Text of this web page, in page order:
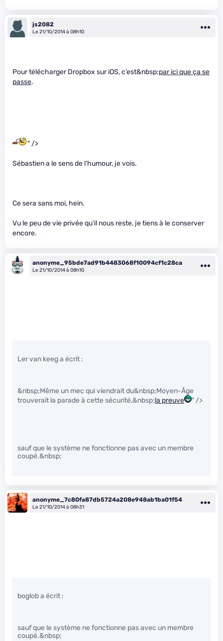
js2082
Le 21/10/2014 à 08h10
Pour télécharger Dropbox sur iOS, c’est&nbsp;par ici que ça se
passe.
" />
Sébastien a le sens de l’humour, je vois.
Ce sera sans moi, hein.
Vu le peu de vie privée qu’il nous reste, je tiens à le conserver
encore.
anonyme_95bde7ad91b4483068f10094cf1c28ca
Le 21/10/2014 à 08h10
Ler van keeg a écrit :
&nbsp;Même un mec qui viendrait du&nbsp;Moyen-Âge
trouverait la parade à cette sécurité,&nbsp;la preuve " />
sauf que le système ne fonctionne pas avec un membre
coupé.&nbsp;
anonyme_7c80fa87db5724a208e948ab1ba01f54
Le 21/10/2014 à 08h31
boglob a écrit :
sauf que le système ne fonctionne pas avec un membre
coupé.&nbsp;